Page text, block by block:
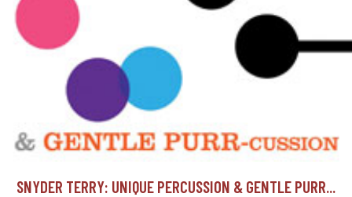
SNYDER TERRY: UNIQUE PERCUSSION & GENTLE PURR...